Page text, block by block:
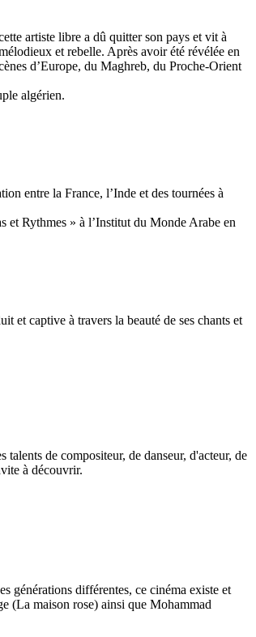
artiste libre a dû quitter son pays et vit à
et rebelle. Après avoir été révélée en
d’Europe, du Maghreb, du Proche-Orient
algérien.
entre la France, l’Inde et des tournées à
et Rythmes » à l’Institut du Monde Arabe en
et captive à travers la beauté de ses chants et
de compositeur, de danseur, d'acteur, de
à découvrir.
générations différentes, ce cinéma existe et
(La maison rose) ainsi que Mohammad